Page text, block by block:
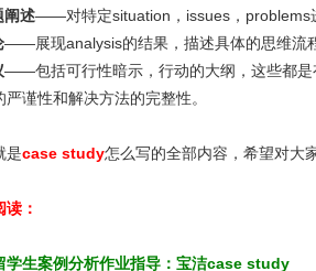
阐述——对特定situation，issues，problems
——展现analysis的结果，描述具体的思维流
——包括可行性暗示，行动的大纲，这些都是
严谨性和解决方法的完整性。
是case study怎么写的全部内容，希望对大
读：
学生案例分析作业指导：宝洁case study